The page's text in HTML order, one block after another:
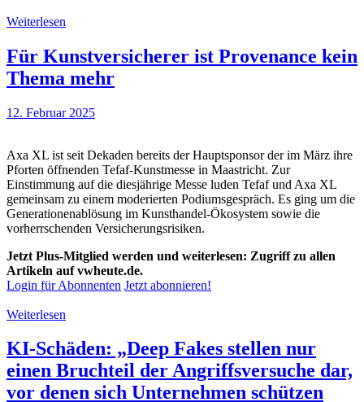
Weiterlesen
Für Kunstversicherer ist Provenance kein
Thema mehr
12. Februar 2025
Axa XL ist seit Dekaden bereits der Hauptsponsor der im März ihre
Pforten öffnenden Tefaf-Kunstmesse in Maastricht. Zur
Einstimmung auf die diesjährige Messe luden Tefaf und Axa XL
gemeinsam zu einem moderierten Podiumsgespräch. Es ging um die
Generationenablösung im Kunsthandel-Ökosystem sowie die
vorherrschenden Versicherungsrisiken.
Jetzt Plus-Mitglied werden und weiterlesen: Zugriff zu allen
Artikeln auf vwheute.de.
Login für Abonnenten Jetzt abonnieren!
Weiterlesen
KI-Schäden: „Deep Fakes stellen nur
einen Bruchteil der Angriffsversuche dar,
vor denen sich Unternehmen schützen